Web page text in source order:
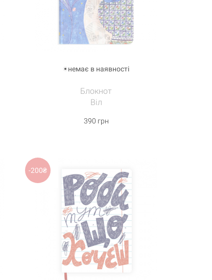
немає в наявності
Блокнот
Віл
390 грн
-200₴